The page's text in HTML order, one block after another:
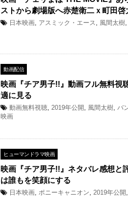
ストから劇場版へ赤楚衛二ｘ町田啓
日本映画, アスミック・エース , 風間太樹,
動画配信
映画『チア男子!!』動画フル無料視
適に見る
動画無料視聴, 2019年公開 , 風間太樹, バ
映画
ヒューマンドラマ映画
映画『チア男子!!』ネタバレ感想と
は誰もを笑顔にする
日本映画, ポニーキャニオン, 2019年公開 ,